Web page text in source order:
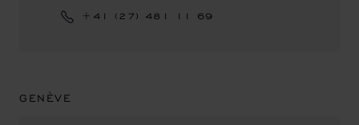
+41 (27) 481 11 69
GENÈVE